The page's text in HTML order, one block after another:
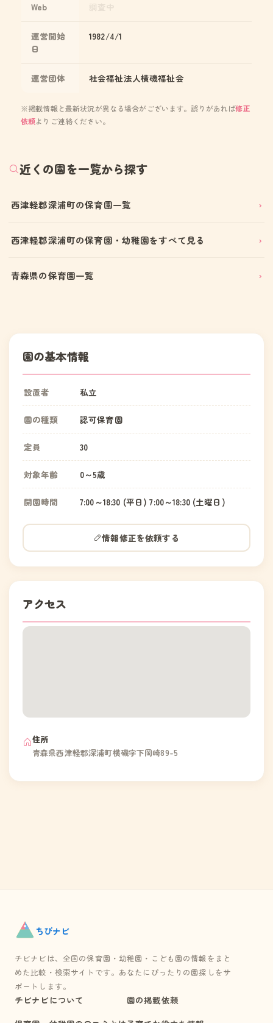
Web
運営開始
日
1982/4/1
運営団体 社会福祉法人横磯福祉会
※掲載情報と最新状況が異なる場合がございます。誤りがあれば修正
依頼よりご連絡ください。
近くの園を一覧から探す
西津軽郡深浦町の保育園一覧
西津軽郡深浦町の保育園・幼稚園をすべて見る
青森県の保育園一覧
園の基本情報
設置者 私立
園の種類 認可保育園
定員 30
対象年齢 0～5歳
開園時間 7:00～18:30 (平日) 7:00～18:30 (土曜日)
情報修正を依頼する
アクセス
住所
青森県西津軽郡深浦町横磯字下岡崎89-5
ちびナビ
チビナビは、全国の保育園・幼稚園・こども園の情報をまと
めた比較・検索サイトです。あなたにぴったりの園探しをサ
ポートします。
チビナビについて
園の掲載依頼